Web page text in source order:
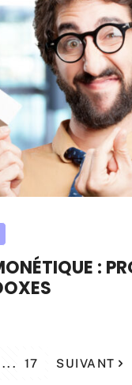
:
... 17 SUIVANT